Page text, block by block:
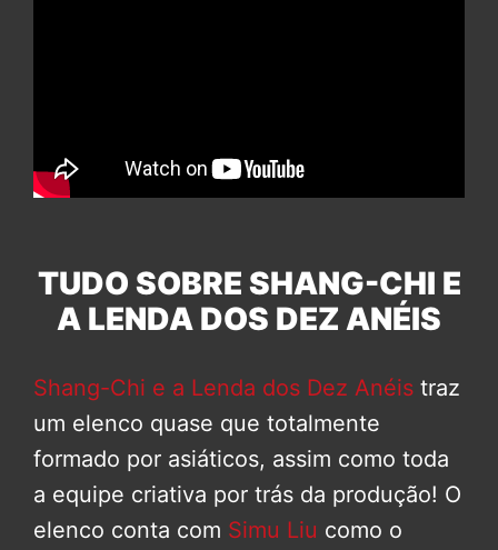
TUDO SOBRE SHANG-CHI E
A LENDA DOS DEZ ANÉIS
Shang-Chi e a Lenda dos Dez Anéis traz
um elenco quase que totalmente
formado por asiáticos, assim como toda
a equipe criativa por trás da produção! O
elenco conta com Simu Liu como o